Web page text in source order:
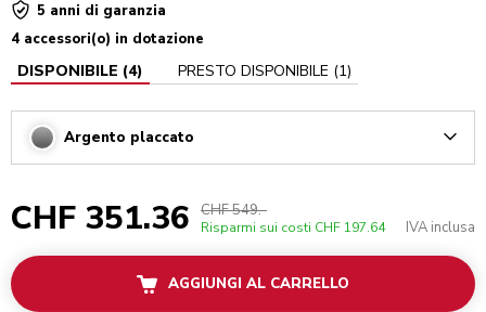
5 anni di garanzia
4 accessori(o) in dotazione
DISPONIBILE (4) PRESTO DISPONIBILE (1)
Argento placcato
CHF 351.36 CHF 549.-
Risparmi sui costi CHF 197.64 IVA inclusa
AGGIUNGI AL CARRELLO